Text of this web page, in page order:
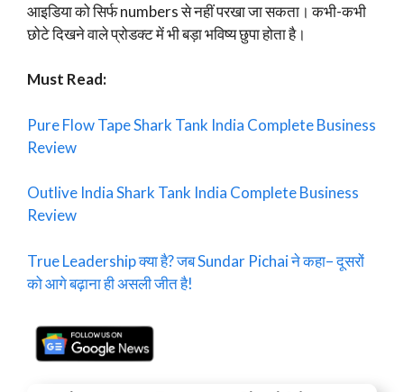
आइडिया को सिर्फ numbers से नहीं परखा जा सकता। कभी-कभी
छोटे दिखने वाले प्रोडक्ट में भी बड़ा भविष्य छुपा होता है।
Must Read:
Pure Flow Tape Shark Tank India Complete Business
Review
Outlive India Shark Tank India Complete Business
Review
True Leadership क्या है? जब Sundar Pichai ने कहा– दूसरों
को आगे बढ़ाना ही असली जीत है!